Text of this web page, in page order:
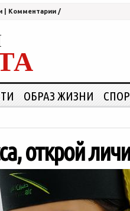
Комментарии /
ОБРАЗ ЖИЗНИ
открой